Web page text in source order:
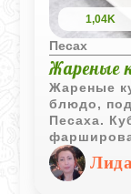
1,04K
Песах
Жареные
Жареные
блюдо,
Песаха.
основе
кошерным
Лида